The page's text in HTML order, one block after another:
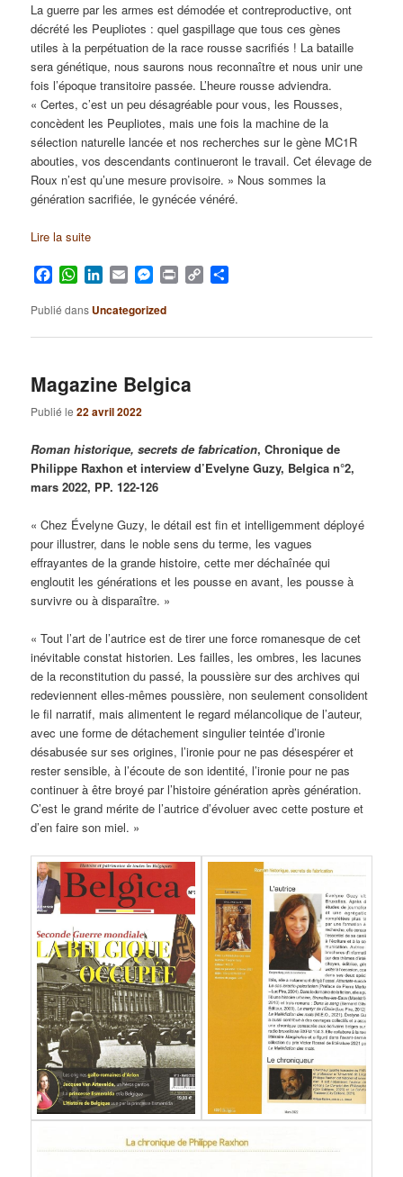
La guerre par les armes est démodée et contreproductive, ont
décrété les Peupliotes : quel gaspillage que tous ces gènes
utiles à la perpétuation de la race rousse sacrifiés ! La bataille
sera génétique, nous saurons nous reconnaître et nous unir une
fois l’époque transitoire passée. L’heure rousse adviendra.
« Certes, c’est un peu désagréable pour vous, les Rousses,
concèdent les Peupliotes, mais une fois la machine de la
sélection naturelle lancée et nos recherches sur le gène MC1R
abouties, vos descendants continueront le travail. Cet élevage de
Roux n’est qu’une mesure provisoire. » Nous sommes la
génération sacrifiée, le gynécée vénéré.
Lire la suite
Facebook
WhatsApp
LinkedIn
EmailMessenger
Print Copy
Publié dans Uncategorized
Magazine Belgica
Publié le22 avril 2022
Roman historique, secrets de fabrication, Chronique de
Philippe Raxhon et interview d’Evelyne Guzy, Belgica n°2,
mars 2022, PP. 122-126
« Chez Évelyne Guzy, le détail est fin et intelligemment déployé
pour illustrer, dans le noble sens du terme, les vagues
effrayantes de la grande histoire, cette mer déchaînée qui
engloutit les générations et les pousse en avant, les pousse à
survivre ou à disparaître. »
« Tout l’art de l’autrice est de tirer une force romanesque de cet
inévitable constat historien. Les failles, les ombres, les lacunes
de la reconstitution du passé, la poussière sur des archives qui
redeviennent elles-mêmes poussière, non seulement consolident
le fil narratif, mais alimentent le regard mélancolique de l’auteur,
avec une forme de détachement singulier teintée d’ironie
désabusée sur ses origines, l’ironie pour ne pas désespérer et
rester sensible, à l’écoute de son identité, l’ironie pour ne pas
continuer à être broyé par l’histoire génération après génération.
C’est le grand mérite de l’autrice d’évoluer avec cette posture et
d’en faire son miel. »